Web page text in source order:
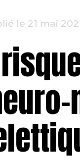
le 21 mai